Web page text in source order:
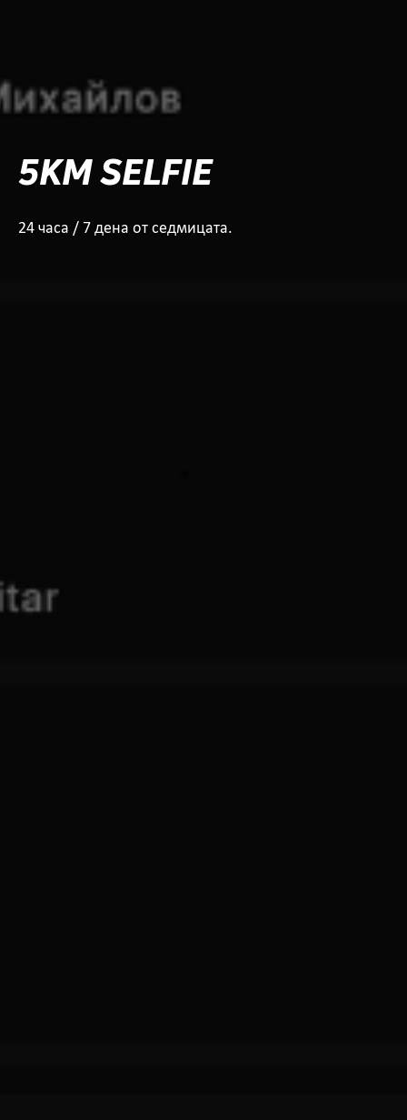
5KM SELFIE
24 часа / 7 дена от седмицата.